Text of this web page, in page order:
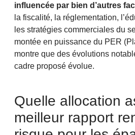
influencée par bien d’autres
la fiscalité, la réglementation,
les stratégies commerciales du
montée en puissance du PER
montre que des évolutions
cadre proposé évolue.
Quelle allocation
meilleur rapport